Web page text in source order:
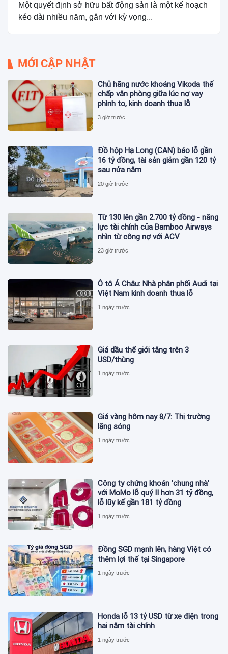
Một quyết định sở hữu bất động sản là một kế hoạch
kéo dài nhiều năm, gắn với kỳ vọng...
MỚI CẬP NHẬT
Chủ hãng nước khoáng Vikoda thế
chấp văn phòng giữa lúc nợ vay
phình to, kinh doanh thua lỗ
3 giờ trước
Đồ hộp Hạ Long (CAN) báo lỗ gần
16 tỷ đồng, tài sản giảm gần 120 tỷ
sau nửa năm
20 giờ trước
Từ 130 lên gần 2.700 tỷ đồng - năng
lực tài chính của Bamboo Airways
nhìn từ công nợ với ACV
23 giờ trước
Ô tô Á Châu: Nhà phân phối Audi tại
Việt Nam kinh doanh thua lỗ
1 ngày trước
Giá dầu thế giới tăng trên 3
USD/thùng
1 ngày trước
Giá vàng hôm nay 8/7: Thị trường
lặng sóng
1 ngày trước
Công ty chứng khoán 'chung nhà'
với MoMo lỗ quý II hơn 31 tỷ đồng,
lỗ lũy kế gần 181 tỷ đồng
1 ngày trước
Đồng SGD mạnh lên, hàng Việt có
thêm lợi thế tại Singapore
1 ngày trước
Honda lỗ 13 tỷ USD từ xe điện trong
hai năm tài chính
1 ngày trước